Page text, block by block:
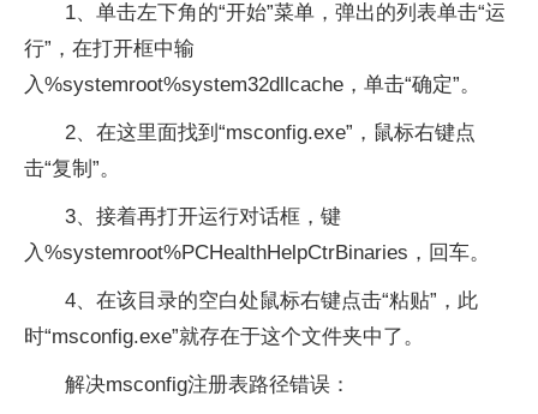
1、单击左下角的“开始”菜单，弹出的列表单击“运
行”，在打开框中输
入%systemroot%system32dllcache，单击“确定”。
2、在这里面找到“msconfig.exe”，鼠标右键点
击“复制”。
3、接着再打开运行对话框，键
入%systemroot%PCHealthHelpCtrBinaries，回车。
4、在该目录的空白处鼠标右键点击“粘贴”，此
时“msconfig.exe”就存在于这个文件夹中了。
解决msconfig注册表路径错误：